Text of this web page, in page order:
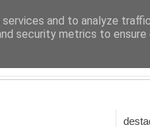
and to analyze
security metrics to